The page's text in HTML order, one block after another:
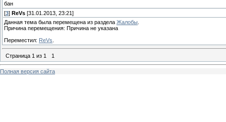
бан
[3] ReVs [31.01.2013, 23:21]
Данная тема была перемещена из раздела Жалобы
Причина перемещения: Причина не указана
Переместил: ReVs
Страница 1 из 1 1
Полная версия сайта